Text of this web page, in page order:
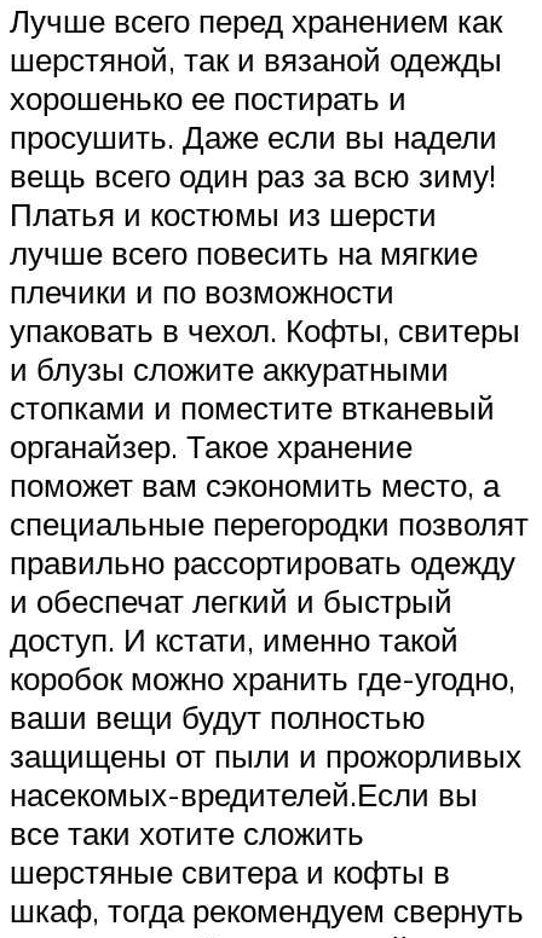
Лучше всего перед хранением как
шерстяной, так и вязаной одежды
хорошенько ее постирать и
просушить. Даже если вы надели
вещь всего один раз за всю зиму!
Платья и костюмы из шерсти
лучше всего повесить на мягкие
плечики и по возможности
упаковать в чехол. Кофты, свитеры
и блузы сложите аккуратными
стопками и поместите втканевый
органайзер. Такое хранение
поможет вам сэкономить место, а
специальные перегородки позволят
правильно рассортировать одежду
и обеспечат легкий и быстрый
доступ. И кстати, именно такой
коробок можно хранить где-угодно,
ваши вещи будут полностью
защищены от пыли и прожорливых
насекомых-вредителей.Если вы
все таки хотите сложить
шерстяные свитера и кофты в
шкаф, тогда рекомендуем свернуть